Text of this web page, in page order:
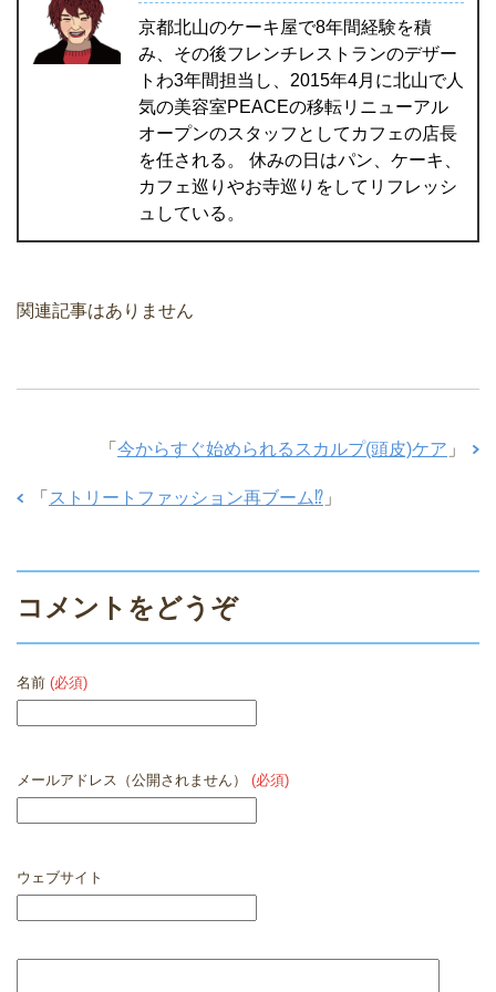
京都北山のケーキ屋で8年間経験を積
み、その後フレンチレストランのデザー
トわ3年間担当し、2015年4月に北山で人
気の美容室PEACEの移転リニューアル
オープンのスタッフとしてカフェの店長
を任される。 休みの日はパン、ケーキ、
カフェ巡りやお寺巡りをしてリフレッシ
ュしている。
関連記事はありません
「 今からすぐ始められるスカルプ(頭皮)ケア 」
「 ストリートファッション再ブーム⁉︎ 」
コメントをどうぞ
名前 (必須)
メールアドレス（公開されません） (必須)
ウェブサイト